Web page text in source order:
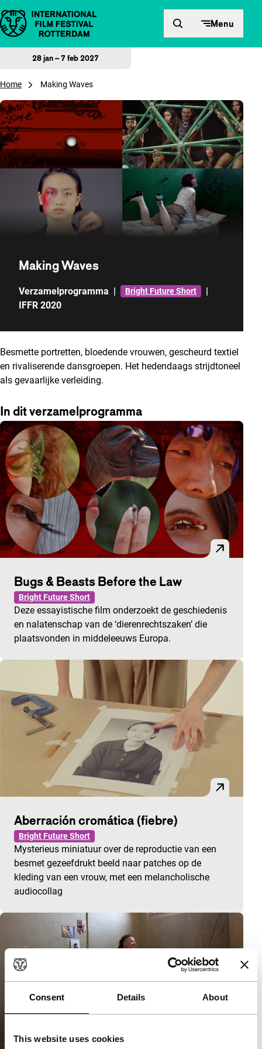
Consent Details About
This website uses cookies
Direct naar inhoud Menu
28 jan – 7 feb 2027
Home Making Waves
Making Waves
Verzamelprogramma | Bright Future Short
|
IFFR 2020
Besmette portretten, bloedende vrouwen, gescheurd textiel
en rivaliserende dansgroepen. Het hedendaags strijdtoneel
als gevaarlijke verleiding.
In dit verzamelprogramma
Bugs & Beasts Before the Law
Bright Future Short
Deze essayistische film onderzoekt de geschiedenis
en nalatenschap van de ‘dierenrechtszaken’ die
plaatsvonden in middeleeuws Europa.
Aberración cromática (fiebre)
Bright Future Short
Mysterieus miniatuur over de reproductie van een
besmet gezeefdrukt beeld naar patches op de
kleding van een vrouw, met een melancholische
audiocollag